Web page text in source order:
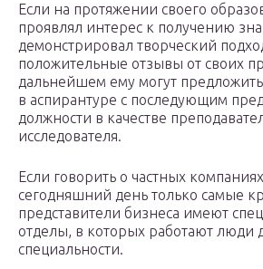
Если на протяжении своего
проявлял интерес к получению
демонстрировал творческий
положительные отзывы от своих
дальнейшем ему могут
в аспирантуре с последующим
должности в качестве
исследователя.
Если говорить о частных
сегодняшний день только самые
представители бизнеса имеют
отделы, в которых работают люди
специальности.